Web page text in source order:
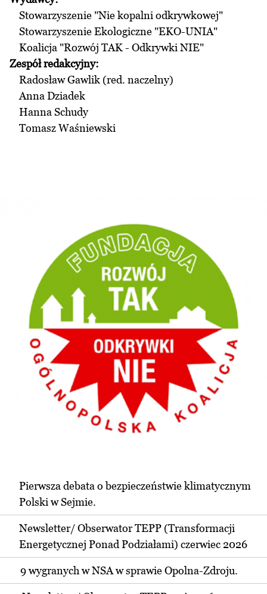
Stowarzyszenie "Nie kopalni odkrywkowej"
Stowarzyszenie Ekologiczne "EKO-UNIA"
Koalicja "Rozwój TAK - Odkrywki NIE"
Zespół redakcyjny:
Radosław Gawlik (red. naczelny)
Anna Dziadek
Hanna Schudy
Tomasz Waśniewski
Pierwsza debata o bezpieczeństwie klimatycznym
Polski w Sejmie.
Newsletter/ Obserwator TEPP (Transformacji
Energetycznej Ponad Podziałami) czerwiec 2026
9 wygranych w NSA w sprawie Opolna-Zdroju.